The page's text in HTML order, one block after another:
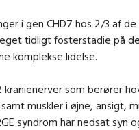
i gen CHD7 hos 2/3 af de
tidligt fosterstadie på
komplekse lidelse.
kranienerver som berører
muskler i øjne, ansigt,
syndrom har nedsat syn